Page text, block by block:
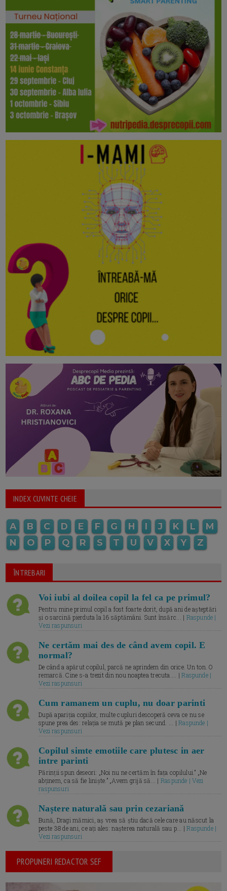
INDEX CUVINTE CHEIE
A B C D E F G H I J K L
M
N
O P Q R S T U V X Y Z
ÎNTREBARI
Voi iubi al doilea copil la fel ca pe primul?
Pentru mine primul copil a fost foarte dorit, după ani de așteptări
și o sarcină pierduta la 16 săptămâni. Sunt însărc... | Raspunde |
Vezi raspunsuri
Ne certăm mai des de când avem copil. E
normal?
De când a apărut copilul, parcă ne aprindem din orice. Un ton. O
remarcă. Cine s-a trezit din nou noaptea trecuta.... |Raspunde |
Vezi raspunsuri
Cum ramanem un cuplu, nu doar parinti
După apariția copiilor, multe cupluri descoperă ceva ce nu se
spune prea des: relația se mută pe plan secund. ... |Raspunde |
Vezi raspunsuri
Copilul simte emotiile care plutesc in aer
intre parinti
Părinții spun deseori: „Noi nu ne certăm în fața copilului.” „Ne
abținem, ca să fie liniște.” „Avem grijă să... | Raspunde | Vezi
raspunsuri
Naștere naturală sau prin cezariană
Bună, Dragi mămici, aș vrea să știu dacă cele care au născut la
peste 38 de ani, ce ați ales: nașterea naturală sau p... |Raspunde |
Vezi raspunsuri
PROPUNERI REDACTOR SEF